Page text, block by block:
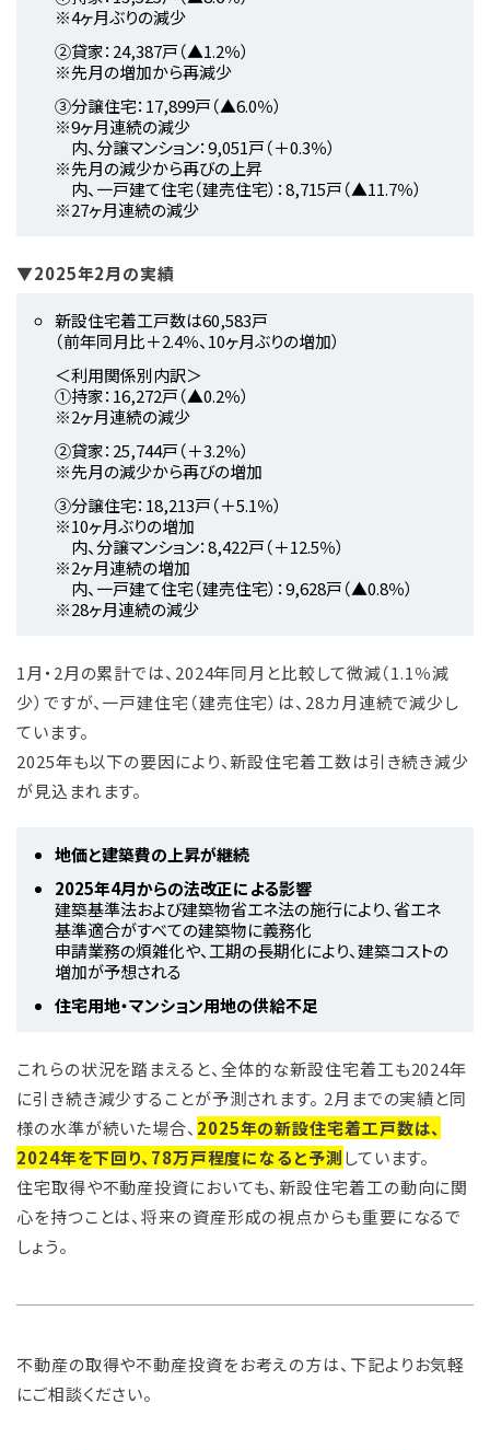
※4ヶ月ぶりの減少
②貸家：24,387戸（▲1.2％）
※先月の増加から再減少
③分譲住宅：17,899戸（▲6.0％）
※9ヶ月連続の減少
内、分譲マンション：9,051戸（＋0.3％）
※先月の減少から再びの上昇
内、一戸建て住宅（建売住宅）：8,715戸（▲11.7％）
※27ヶ月連続の減少
▼2025年2月の実績
新設住宅着工戸数は60,583戸
（前年同月比＋2.4％、10ヶ月ぶりの増加）
＜利用関係別内訳＞
①持家：16,272戸（▲0.2％）
※2ヶ月連続の減少
②貸家：25,744戸（＋3.2％）
※先月の減少から再びの増加
③分譲住宅：18,213戸（＋5.1％）
※10ヶ月ぶりの増加
内、分譲マンション：8,422戸（＋12.5％）
※2ヶ月連続の増加
内、一戸建て住宅（建売住宅）：9,628戸（▲0.8％）
※28ヶ月連続の減少
1月・2月の累計では、2024年同月と比較して微減（1.1％減
少）ですが、一戸建住宅（建売住宅）は、28カ月連続で減少し
ています。
2025年も以下の要因により、新設住宅着工数は引き続き減少
が見込まれます。
地価と建築費の上昇が継続
2025年4月からの法改正による影響
建築基準法および建築物省エネ法の施行により、省エネ
基準適合がすべての建築物に義務化
申請業務の煩雑化や、工期の長期化により、建築コストの
増加が予想される
住宅用地・マンション用地の供給不足
これらの状況を踏まえると、全体的な新設住宅着工も2024年
に引き続き減少することが予測されます。 2月までの実績と同
様の水準が続いた場合、 2025年の新設住宅着工戸数は、
2024年を下回り、78万戸程度になると予測しています。
住宅取得や不動産投資においても、新設住宅着工の動向に関
心を持つことは、将来の資産形成の視点からも重要になるで
しょう。
不動産の取得や不動産投資をお考えの方は、下記よりお気軽
にご相談ください。